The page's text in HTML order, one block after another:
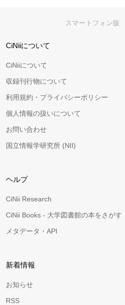
スマートフォン版
CiNiiについて
CiNiiについて
収録刊行物について
利用規約・プライバシーポリシー
個人情報の扱いについて
お問い合わせ
国立情報学研究所 (NII)
ヘルプ
CiNii Research
CiNii Books - 大学図書館の本をさがす
メタデータ・API
新着情報
お知らせ
RSS